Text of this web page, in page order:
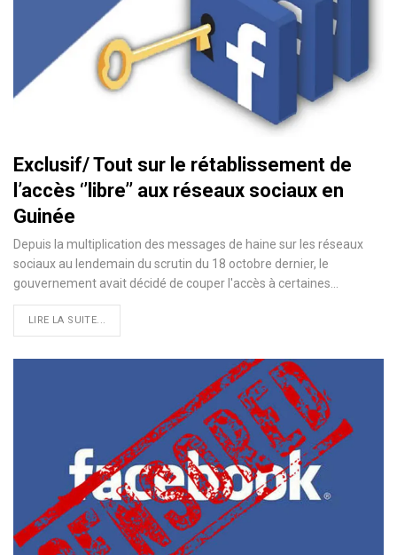
Exclusif/ Tout sur le rétablissement de
l’accès ‘’libre’’ aux réseaux sociaux en
Guinée
Depuis la multiplication des messages de haine sur les réseaux
sociaux au lendemain du scrutin du 18 octobre dernier, le
gouvernement avait décidé de couper l'accès à certaines…
LIRE LA SUITE...